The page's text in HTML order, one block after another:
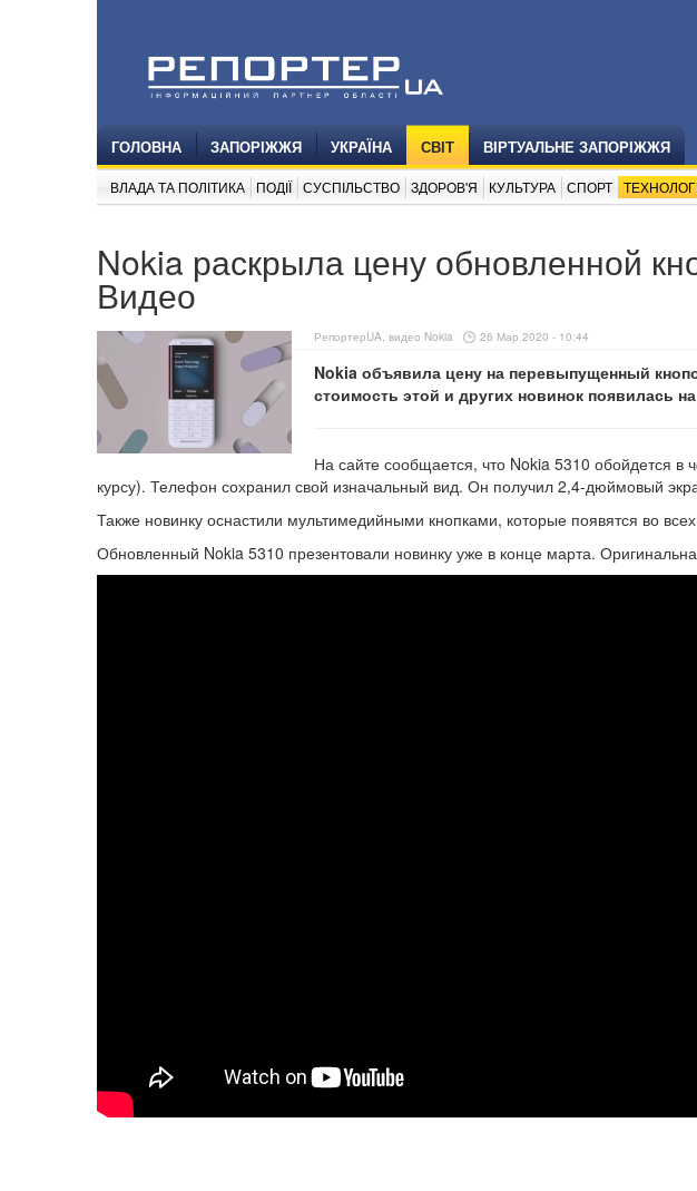
ГОЛОВНА ЗАПОРІЖЖЯ УКРАЇНА СВІТ ВІРТУАЛЬНЕ ЗАПОРІЖЖЯ
ВЛАДА ТА ПОЛІТИКА ПОДІЇ СУСПІЛЬСТВО ЗДОРОВ'Я КУЛЬТУРА СПОРТ
Nokia раскрыла цену обновленной
Видео
РепортерUA, видео Nokia 26 Мар 2020 - 10:44
Nokia объявила цену на перевыпущенный
стоимость этой и других новинок появилась
На сайте сообщается, что Nokia 5310 обойдется в
курсу). Телефон сохранил свой изначальный вид. Он получил 2,4-дюймовый
Также новинку оснастили мультимедийными кнопками, которые появятся во
Обновленный Nokia 5310 презентовали новинку уже в конце марта.